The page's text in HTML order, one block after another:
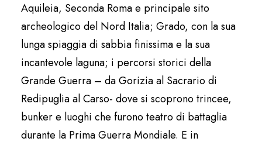
Aquileia, Seconda Roma e principale sito
archeologico del Nord Italia; Grado, con la sua
lunga spiaggia di sabbia finissima e la sua
incantevole laguna; i percorsi storici della
Grande Guerra – da Gorizia al Sacrario di
Redipuglia al Carso- dove si scoprono trincee,
bunker e luoghi che furono teatro di battaglia
durante la Prima Guerra Mondiale. E in